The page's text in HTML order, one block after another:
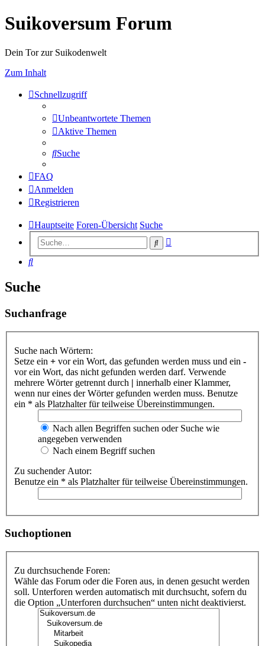
Suikoversum Forum
Dein Tor zur Suikodenwelt
Zum Inhalt
Schnellzugriff
Unbeantwortete Themen
Aktive Themen
Suche
FAQ
Anmelden
Registrieren
Hauptseite Foren-Übersicht Suche
Suche
Suche
Suche
Suchanfrage
Suche nach Wörtern:
Setze ein + vor ein Wort, das gefunden werden muss und ein -
vor ein Wort, das nicht gefunden werden darf. Verwende
mehrere Wörter getrennt durch | innerhalb einer Klammer,
wenn nur eines der Wörter gefunden werden muss. Benutze
ein * als Platzhalter für teilweise Übereinstimmungen.
Nach allen Begriffen suchen oder Suche wie
angegeben verwenden
Nach einem Begriff suchen
Zu suchender Autor:
Benutze ein * als Platzhalter für teilweise Übereinstimmungen.
Suchoptionen
Zu durchsuchende Foren:
Wähle das Forum oder die Foren aus, in denen gesucht werden
soll. Unterforen werden automatisch mit durchsucht, sofern du
die Option „Unterforen durchsuchen“ unten nicht deaktivierst.